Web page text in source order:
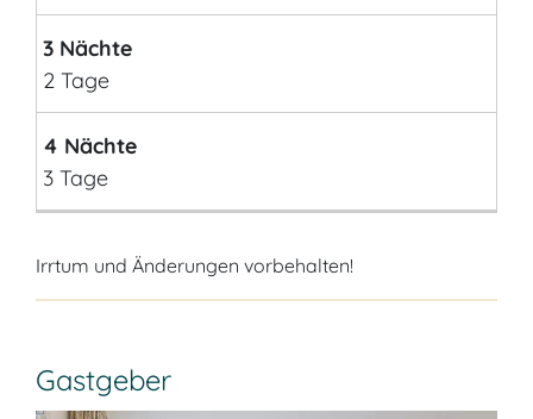
3 Nächte
2 Tage
4 Nächte
3 Tage
Irrtum und Änderungen vorbehalten!
Gastgeber